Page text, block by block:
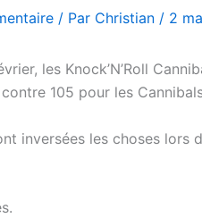
/ Par Christian / 2
les Knock’N’Roll
105 pour les
inversées les choses